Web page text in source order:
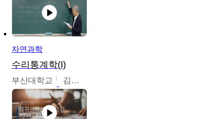
자연과학
수리통계학(I)
부산대학교 김충락